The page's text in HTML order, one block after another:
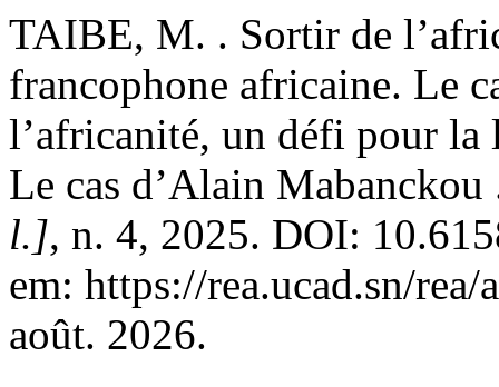
TAIBE, M. . Sortir de
francophone africaine. Le
l’africanité, un défi pour
Le cas d’Alain
l.], n. 4, 2025. DOI:
em: https://rea.ucad.sn/
août. 2026.